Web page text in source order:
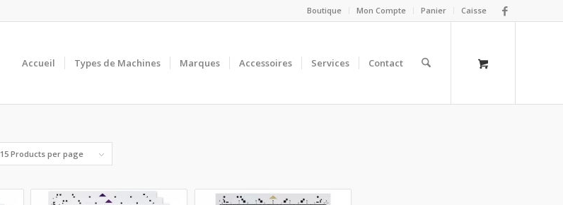
Boutique Mon Compte Panier Caisse
Accueil Types de Machines Marques Accessoires Services Contact
15 Products per page